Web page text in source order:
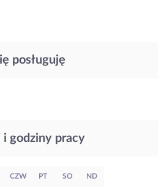
posługuję
i godziny pracy
CZW PT SO ND